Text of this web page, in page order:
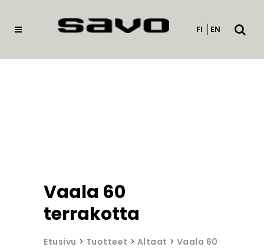
FI EN
Avaa
Vaala 60
terrakotta
Etusivu > Tuotteet > Altaat > Vaala 60